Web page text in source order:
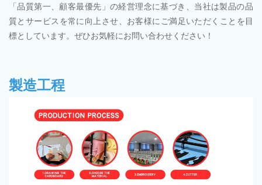
「品質第一、顧客最優先」の経営理念に基づき、当社は製品の品​​
質とサービスを常に向上させ、お客様にご満足いただくことを目
標としています。ぜひお気軽にお問い合わせください！
製造工程